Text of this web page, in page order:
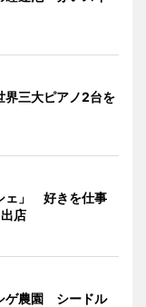
三大ピアノ2台を
ェ」 好きを仕事
店
ゲ農園 シードル